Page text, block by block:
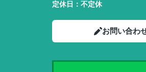
定休日： 不定休
お問い合わ